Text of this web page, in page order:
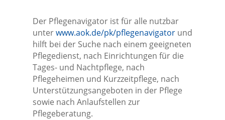
Der Pflegenavigator ist für alle nutzbar
unterwww.aok.de/pk/pflegenavigator und
hilft bei der Suche nach einem geeigneten
Pflegedienst, nach Einrichtungen für die
Tages- und Nachtpflege, nach
Pflegeheimen und Kurzzeitpflege, nach
Unterstützungsangeboten in der Pflege
sowie nach Anlaufstellen zur
Pflegeberatung.